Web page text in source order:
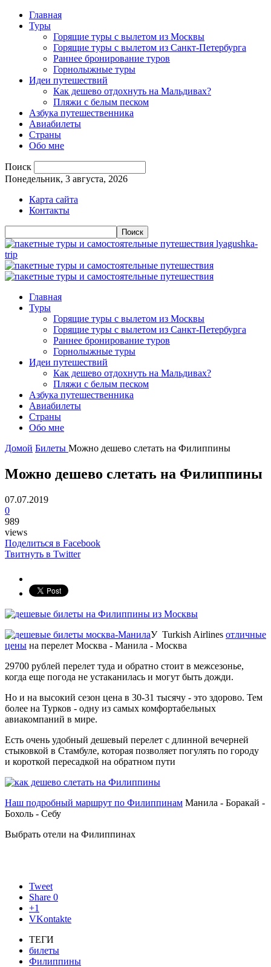
Главная
Туры
Горящие туры с вылетом из Москвы
Горящие туры с вылетом из Санкт-Петербурга
Раннее бронирование туров
Горнолыжные туры
Идеи путешествий
Как дешево отдохнуть на Мальдивах?
Пляжи с белым песком
Азбука путешественника
Авиабилеты
Страны
Обо мне
Поиск
Понедельник, 3 августа, 2026
Карта сайта
Контакты
lyagushka-
trip
Главная
Туры
Горящие туры с вылетом из Москвы
Горящие туры с вылетом из Санкт-Петербурга
Раннее бронирование туров
Горнолыжные туры
Идеи путешествий
Как дешево отдохнуть на Мальдивах?
Пляжи с белым песком
Азбука путешественника
Авиабилеты
Страны
Обо мне
Домой Билеты Можно дешево слетать на Филиппины
Можно дешево слетать на Филиппины
07.07.2019
0
989
views
Поделиться в Facebook
Твитнуть в Twitter
У Turkish Airlines отличные
цены на перелет Москва - Манила - Москва
29700 рублей перелет туда и обратно стоит в межсезонье,
когда еще погода не устаканилась и могут быть дожди.
Но и на высокий сезон цена в 30-31 тысячу - это здорово. Тем
более на Турков - одну из самых комфортабельных
авиакомпаний в мире.
Есть очень удобный дешевый перелет с длинной вечерней
стыковкой в Стамбуле, которая позволяет погулять по городу
и короткой пересадкой на обратном пути
Наш подробный маршрут по Филиппинам Манила - Боракай -
Бохоль - Себу
Выбрать отели на Филиппинах
Tweet
Share 0
+1
VKontakte
ТЕГИ
билеты
Филиппины